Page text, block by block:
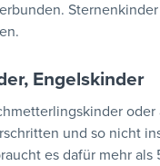
Engelskinder
und so nicht
es dafür mehr